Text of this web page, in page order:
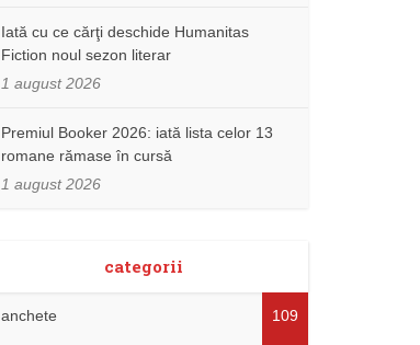
Iată cu ce cărţi deschide Humanitas
Fiction noul sezon literar
1 august 2026
Premiul Booker 2026: iată lista celor 13
romane rămase în cursă
1 august 2026
categorii
anchete 109